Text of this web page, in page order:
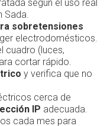
según el uso real
sobretensiones
electrodomésticos.
cuadro (luces,
cortar rápido.
y verifica que no
cerca de
IP adecuada.
cada mes para